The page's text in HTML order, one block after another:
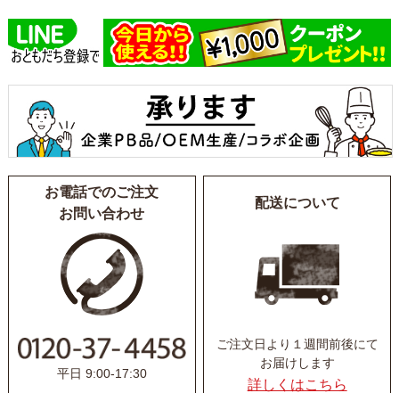
お電話でのご注文
お問い合わせ
平日 9:00-17:30
配送について
ご注文日より１週間前後にて
お届けします
詳しくはこちら